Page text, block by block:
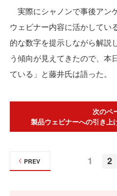
実際にシャノンで事後アン
ウェビナー内容に活かしてい
的な数字を提示しながら解説
う傾向が見えてきたので、本
ている」と藤井氏は語った。
次のペ
製品ウェビナーへの引き上
1 2
PREV